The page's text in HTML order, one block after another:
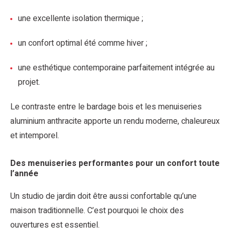
une excellente isolation thermique ;
un confort optimal été comme hiver ;
une esthétique contemporaine parfaitement intégrée au
projet.
Le contraste entre le bardage bois et les menuiseries
aluminium anthracite apporte un rendu moderne, chaleureux
et intemporel.
Des menuiseries performantes pour un confort toute
l’année
Un studio de jardin doit être aussi confortable qu’une
maison traditionnelle. C’est pourquoi le choix des
ouvertures est essentiel.